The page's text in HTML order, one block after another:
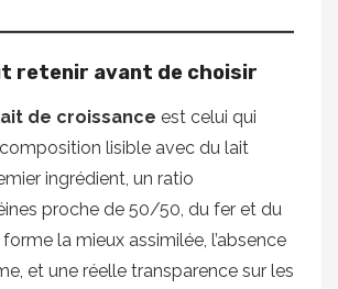
retenir avant de choisir
de croissance est celui qui
lisible avec du lait
ingrédient, un ratio
proche de 50/50, du fer et du
la mieux assimilée, l’absence
et une réelle transparence sur les